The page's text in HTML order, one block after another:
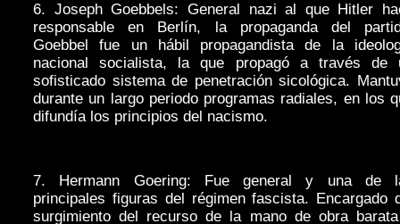
6. Joseph Goebbels: General nazi al que Hitler
responsable en Berlín, la propaganda del
Goebbel fue un hábil propagandista de la
nacional socialista, la que propagó a través de
sofisticado sistema de penetración sicológica.
durante un largo periodo programas radiales, en los
difundía los principios del nacismo.
7. Hermann Goering: Fue general y una de
principales figuras del régimen fascista. Encargado
surgimiento del recurso de la mano de obra